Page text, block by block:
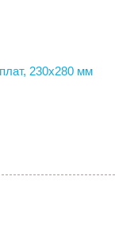
230x280 мм